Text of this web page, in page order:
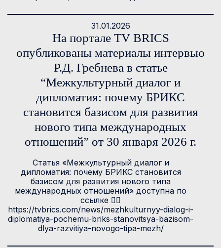
31.01.2026
На портале TV BRICS
опубликованы материалы интервью
Р.Д. Гребнева в статье
“Межкультурный диалог и
дипломатия: почему БРИКС
становится базисом для развития
нового типа международных
отношений” от 30 января 2026 г.
Статья «Межкультурный диалог и
дипломатия: почему БРИКС становится
базисом для развития нового типа
международных отношений» доступна по
ссылке 👉🏻
https://tvbrics.com/news/mezhkulturnyy-dialog-i-
diplomatiya-pochemu-briks-stanovitsya-bazisom-
dlya-razvitiya-novogo-tipa-mezh/